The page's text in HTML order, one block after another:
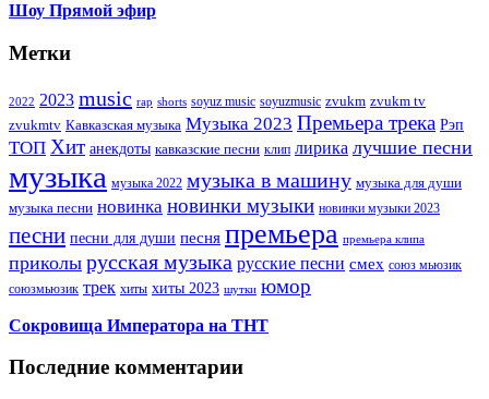
Шоу Прямой эфир
Метки
2022 2023 music rap shorts soyuz music soyuzmusic zvukm zvukm tv
zvukmtv Кавказская музыка Музыка 2023 Премьера трека Рэп
ТОП Хит анекдоты кавказские песни клип лирика лучшие песни
музыка музыка 2022 музыка в машину музыка для души
музыка песни новинка новинки музыки новинки музыки 2023
песни песни для души песня премьера премьера клипа
приколы русская музыка русские песни смех союз мьюзик
союзмьюзик трек хиты хиты 2023 шутки юмор
Сокровища Императора на ТНТ
Последние комментарии